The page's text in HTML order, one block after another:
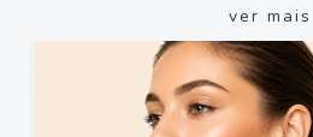
ver mais